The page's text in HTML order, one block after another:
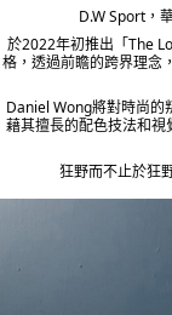
D.W Sport，
於2022年初推出「The
格，透過前瞻的跨界理念
Daniel Wong將對時尚的
藉其擅長的配色技法和
狂野而不止於狂